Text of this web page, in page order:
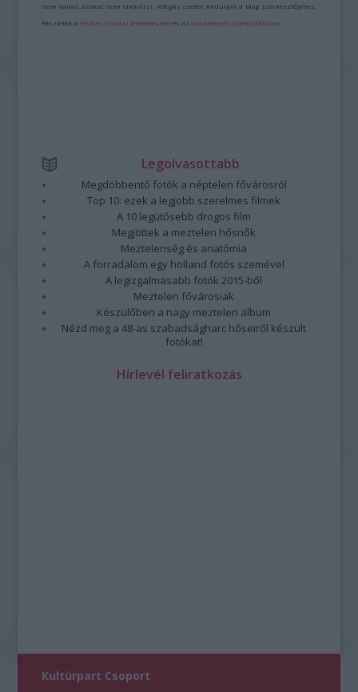
nem vállal, azokat nem ellenőrzi. Kifogás esetén forduljon a blog szerkesztőjéhez.
Részletek a Felhasználási feltételekben és azadatvédelmi tájékoztatóban
Legolvasottabb
Megdöbbentő fotók a néptelen fővárosról
Top 10: ezek a legjobb szerelmes filmek
A 10 legütősebb drogos film
Megjöttek a meztelen hősnők
Meztelenség és anatómia
A forradalom egy holland fotós szemével
A legizgalmasabb fotók 2015-ből
Meztelen fővárosiak
Készülőben a nagy meztelen album
Nézd meg a 48-as szabadságharc hőseiről készült
fotókat!
Hírlevél feliratkozás
Kultúrpart Csoport